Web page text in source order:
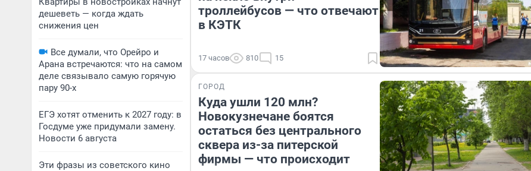
дешеветь — когда ждать
снижения цен
Все думали, что Орейро и
Арана встречаются: что на самом
деле связывало самую горячую
пару 90-х
ЕГЭ хотят отменить к 2027 году: в
Госдуме уже придумали замену.
Новости 6 августа
Эти фразы из советского кино
троллейбусов — что отвечают
в КЭТК
17 часов 810 15
ГОРОД
Куда ушли 120 млн?
Новокузнечане боятся
остаться без центрального
сквера из-за питерской
фирмы — что происходит